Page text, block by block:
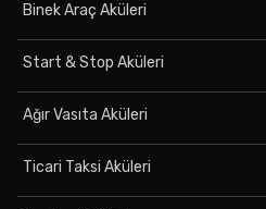
Binek Araç Aküleri
Start & Stop Aküleri
Ağır Vasıta Aküleri
Ticari Taksi Aküleri